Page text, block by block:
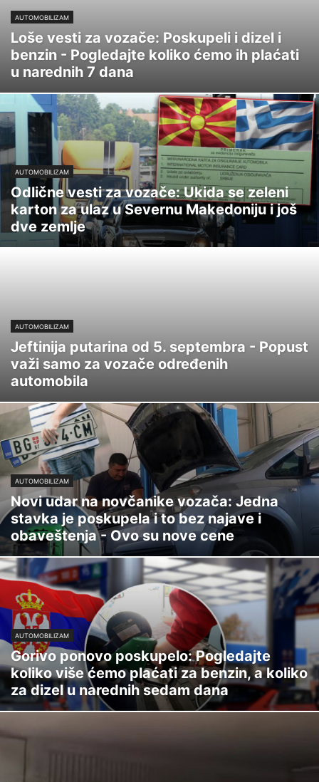
AUTOMOBILIZAM
Loše vesti za vozače: Poskupeli i dizel i
benzin - Pogledajte koliko ćemo ih plaćati
u narednih 7 dana
AUTOMOBILIZAM
Odlične vesti za vozače: Ukida se zeleni
karton za ulaz u Severnu Makedoniju i još
dve zemlje
AUTOMOBILIZAM
Jeftinija putarina od 5. septembra - Popust
važi samo za vozače određenih
automobila
AUTOMOBILIZAM
Novi udar na novčanike vozača: Jedna
stavka je poskupela i to bez najave i
obaveštenja - Ovo su nove cene
AUTOMOBILIZAM
Gorivo ponovo poskupelo: Pogledajte
koliko više ćemo plaćati za benzin, a koliko
za dizel u narednih sedam dana